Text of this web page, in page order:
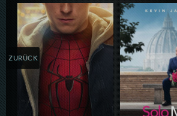
Details,Play Details,Play
ZURÜCK